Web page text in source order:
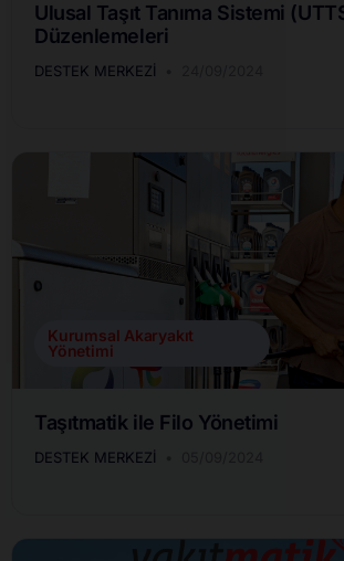
Ulusal Taşıt Tanıma Sistemi
Düzenlemeleri
DESTEK MERKEZI
Kurumsal Akaryakıt
Yönetimi
Taşıtmatik ile Filo Yönetimi
DESTEK MERKEZI